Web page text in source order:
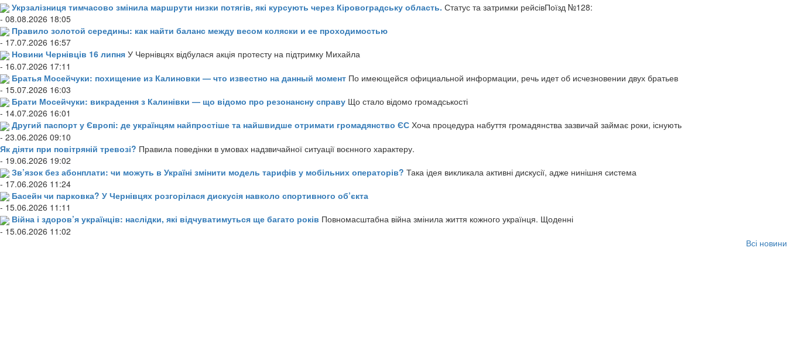
Укрзалізниця тимчасово змінила маршрути низки потягів, які курсують через Кіровоградську область. Статус та затримки рейсівПоїзд №128:
- 08.08.2026 18:05
Правило золотой середины: как найти баланс между весом коляски и ее проходимостью
- 17.07.2026 16:57
Новини Чернівців 16 липня У Чернівцях відбулася акція протесту на підтримку Михайла
- 16.07.2026 17:11
Братья Мосейчуки: похищение из Калиновки — что известно на данный момент По имеющейся официальной информации, речь идет об исчезновении двух братьев
- 15.07.2026 16:03
Брати Мосейчуки: викрадення з Калинівки — що відомо про резонансну справу Що стало відомо громадськості
- 14.07.2026 16:01
Другий паспорт у Європі: де українцям найпростіше та найшвидше отримати громадянство ЄС Хоча процедура набуття громадянства зазвичай займає роки, існують
- 23.06.2026 09:10
Як діяти при повітряній тревозі? Правила поведінки в умовах надзвичайної ситуації воєнного характеру.
- 19.06.2026 19:02
Зв’язок без абонплати: чи можуть в Україні змінити модель тарифів у мобільних операторів? Така ідея викликала активні дискусії, адже нинішня система
- 17.06.2026 11:24
Басейн чи парковка? У Чернівцях розгорілася дискусія навколо спортивного об’єкта
- 15.06.2026 11:11
Війна і здоров’я українців: наслідки, які відчуватимуться ще багато років Повномасштабна війна змінила життя кожного українця. Щоденні
- 15.06.2026 11:02
Всі новини